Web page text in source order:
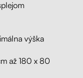
výška
až 180 x 80